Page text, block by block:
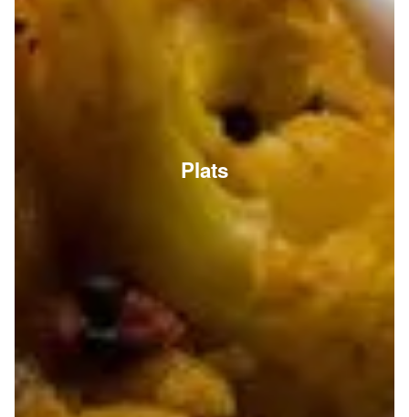
Plats